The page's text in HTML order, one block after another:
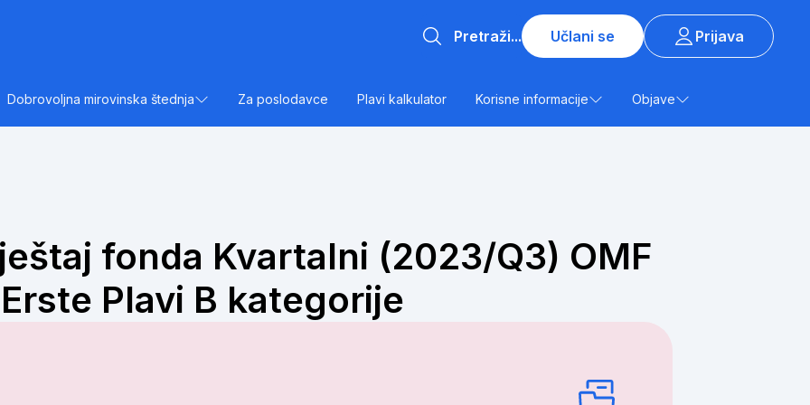
Učlani se
Prijava
Dobrovoljna mirovinska štednja Za poslodavce Plavi kalkulator Korisne informacije Objave
fonda Kvartalni (2023/Q3) OMF
Erste Plavi B kategorije